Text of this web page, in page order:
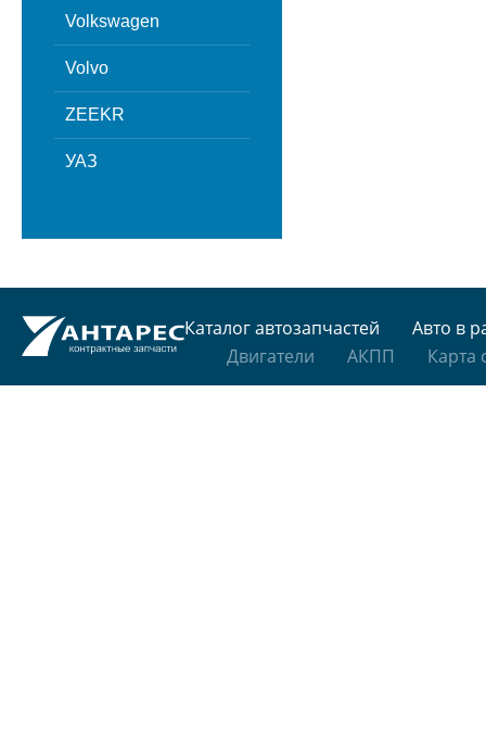
Volkswagen
Volvo
ZEEKR
УАЗ
Каталог автозапчастей
Авто в
Двигатели
АКПП Карта